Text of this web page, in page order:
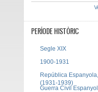
PERÍODE HISTÒRIC
Segle XIX
1900-1931
República Espanyola,
(1931-1939)
Guerra Civil